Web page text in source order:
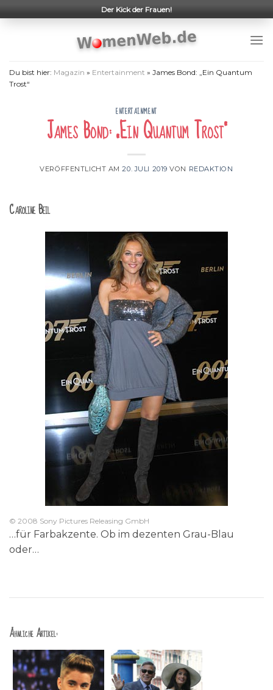
to
Der Kick der Frauen!
Du bist hier: Magazin » Entertainment » James Bond: „Ein Quantum
Trost“
ENTERTAINMENT
James Bond: „Ein Quantum Trost“
VERÖFFENTLICHT AM20. JULI 2019 VON REDAKTION
Caroline Beil
© 2008 Sony Pictures Releasing GmbH
…für Farbakzente. Ob im dezenten Grau-Blau
oder…
Ähnliche Artikel: